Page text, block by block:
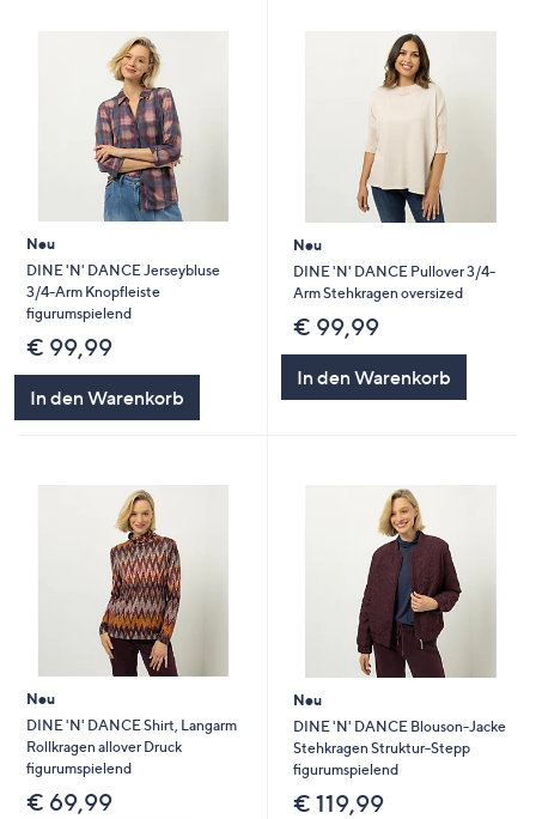
Neu
DINE 'N' DANCE Jerseybluse
3/4-Arm Knopfleiste
figurumspielend
€ 99,99
In den Warenkorb
Neu
DINE 'N' DANCE Pullover 3/4-
Arm Stehkragen oversized
€ 99,99
In den Warenkorb
Neu
DINE 'N' DANCE Shirt, Langarm
Rollkragen allover Druck
figurumspielend
€ 69,99
Neu
DINE 'N' DANCE Blouson-Jacke
Stehkragen Struktur-Stepp
figurumspielend
€ 119,99